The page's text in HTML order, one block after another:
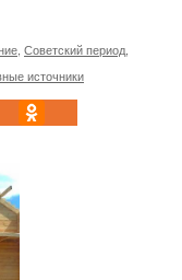
Советский период
источники